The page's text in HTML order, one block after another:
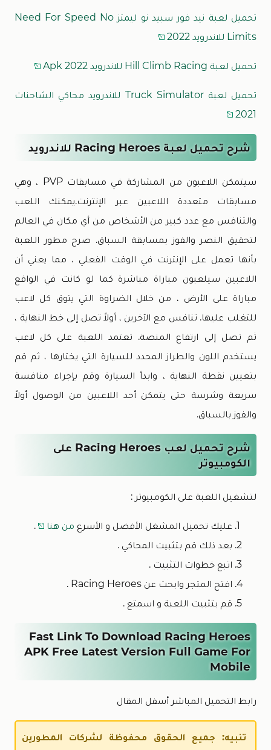
تحميل لعبة نيد فور سبيد نو ليمتز Need For Speed No
Limits للاندرويد 2022
تحميل لعبة Hill Climb Racing للاندرويد 2022 Apk
تحميل لعبة Truck Simulator للاندرويد محاكي الشاحنات
2021
شرح تحميل لعبة Racing Heroes للاندرويد
سيتمكن اللاعبون من المشاركة في مسابقات PVP ، وهي
مسابقات متعددة اللاعبين عبر الإنترنت.يمكنك اللعب
والتنافس مع عدد كبير من الأشخاص من أي مكان في العالم
لتحقيق النصر والفوز بمسابقة السباق. صرح مطور اللعبة
بأنها تعمل على الإنترنت في الوقت الفعلي ، مما يعني أن
اللاعبين سيلعبون مباراة مباشرة كما لو كانت في الواقع
مباراة على الأرض ، من خلال الضراوة التي يتوق كل لاعب
للتغلب عليها. تنافس مع الآخرين ، أولاً تصل إلى خط النهاية ،
ثم تصل إلى ارتفاع المنصة. تعتمد اللعبة على كل لاعب
يستخدم اللون والطراز المحدد للسيارة التي يختارها ، ثم قم
بتعيين نقطة النهاية ، وابدأ السيارة وقم بإجراء منافسة
سريعة وشرسة حتى يتمكن أحد اللاعبين من الوصول أولاً
والفوز بالسباق.
شرح تحميل لعب Racing Heroes على
الكومبيوتر
لتشغيل اللعبة على الكومبيوتر :
عليك تحميل المشغل الأفضل و الأسرع من هنا
.
بعد ذلك قم بتثبيت المحاكي .
اتبع خطوات التثبيت .
افتح المتجر وابحث عن Racing Heroes .
قم بتثبيت اللعبة و اسمتع .
Fast Link To Download Racing Heroes
APK Free Latest Version Full Game For
Mobile
رابط التحميل المباشر أسفل المقال
تنبيه: جميع الحقوق محفوظة لشركات المطورين